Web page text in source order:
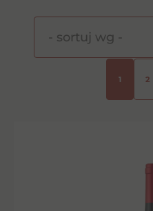
1 2